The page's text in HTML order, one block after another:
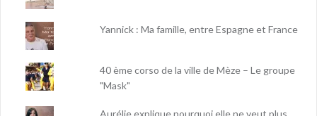
Yannick : Ma famille, entre Espagne et France
40 ème corso de la ville de Mèze – Le groupe
"Mask"
Aurélie explique pourquoi elle ne veut plus